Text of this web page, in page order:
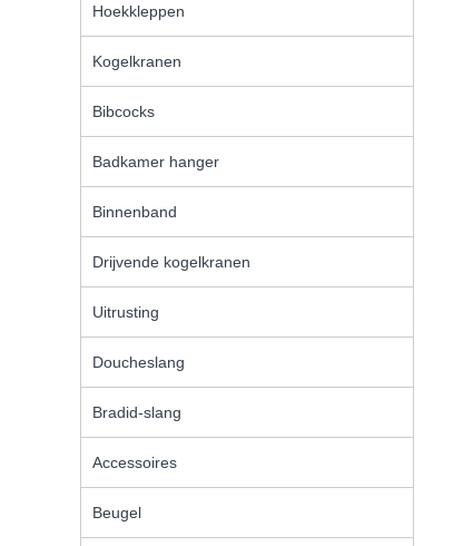
Hoekkleppen
Kogelkranen
Bibcocks
Badkamer hanger
Binnenband
Drijvende kogelkranen
Uitrusting
Doucheslang
Bradid-slang
Accessoires
Beugel